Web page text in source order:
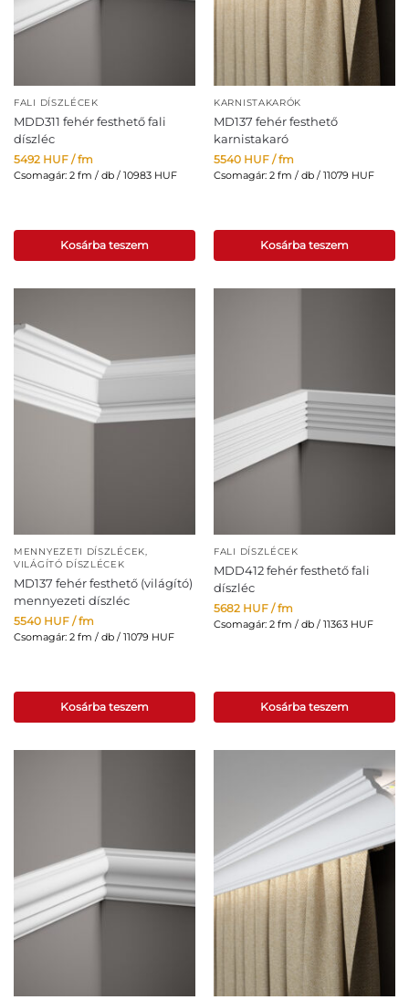
FALI DÍSZLÉCEK
MDD311 fehér festhető fali
díszléc
5492 HUF / fm
Csomagár: 2 fm / db / 10983 HUF
Kosárba teszem
KARNISTAKARÓK
MD137 fehér festhető
karnistakaró
5540 HUF / fm
Csomagár: 2 fm / db / 11079 HUF
Kosárba teszem
MENNYEZETI DÍSZLÉCEK,
VILÁGÍTÓ DÍSZLÉCEK
MD137 fehér festhető (világító)
mennyezeti díszléc
5540 HUF / fm
Csomagár: 2 fm / db / 11079 HUF
Kosárba teszem
FALI DÍSZLÉCEK
MDD412 fehér festhető fali
díszléc
5682 HUF / fm
Csomagár: 2 fm / db / 11363 HUF
Kosárba teszem